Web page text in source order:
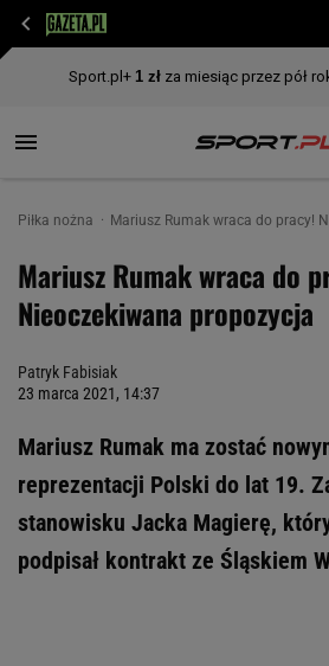
Piłka nożna Mariusz Rumak wraca do pracy!
Mariusz Rumak wraca do
Nieoczekiwana propozycja
Patryk Fabisiak
23 marca 2021, 14:37
Mariusz Rumak ma zostać
reprezentacji Polski do lat 19.
stanowisku Jacka Magierę,
podpisał kontrakt ze Śląskiem